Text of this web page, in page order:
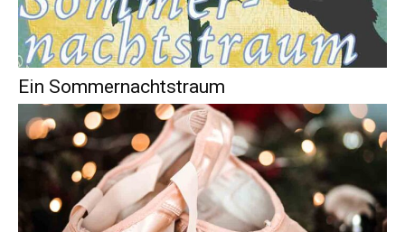
Ein Sommernachtstraum